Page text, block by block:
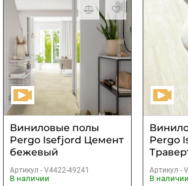
Виниловые полы
Pergo Isefjord Цемент
бежевый
Артикул - V4422-49241
В наличии
Pergo
Артикул -
В наличии